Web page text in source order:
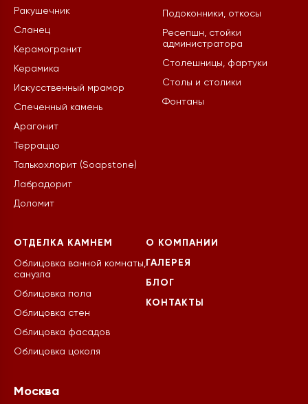
Ракушечник
Сланец
Керамогранит
Керамика
Искусственный мрамор
Спеченный камень
Арагонит
Терраццо
Талькохлорит (Soapstone)
Лабрадорит
Доломит
Подоконники, откосы
Ресепшн, стойки
администратора
Столешницы, фартуки
Столы и столики
Фонтаны
ОТДЕЛКА КАМНЕМ
Облицовка ванной комнаты,
санузла
Облицовка пола
Облицовка стен
Облицовка фасадов
Облицовка цоколя
О КОМПАНИИ
ГАЛЕРЕЯ
БЛОГ
КОНТАКТЫ
Москва